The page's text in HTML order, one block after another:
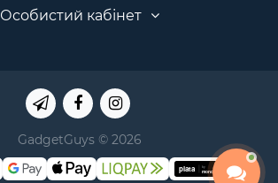
Особистий кабінет
GadgetGuys © 2026